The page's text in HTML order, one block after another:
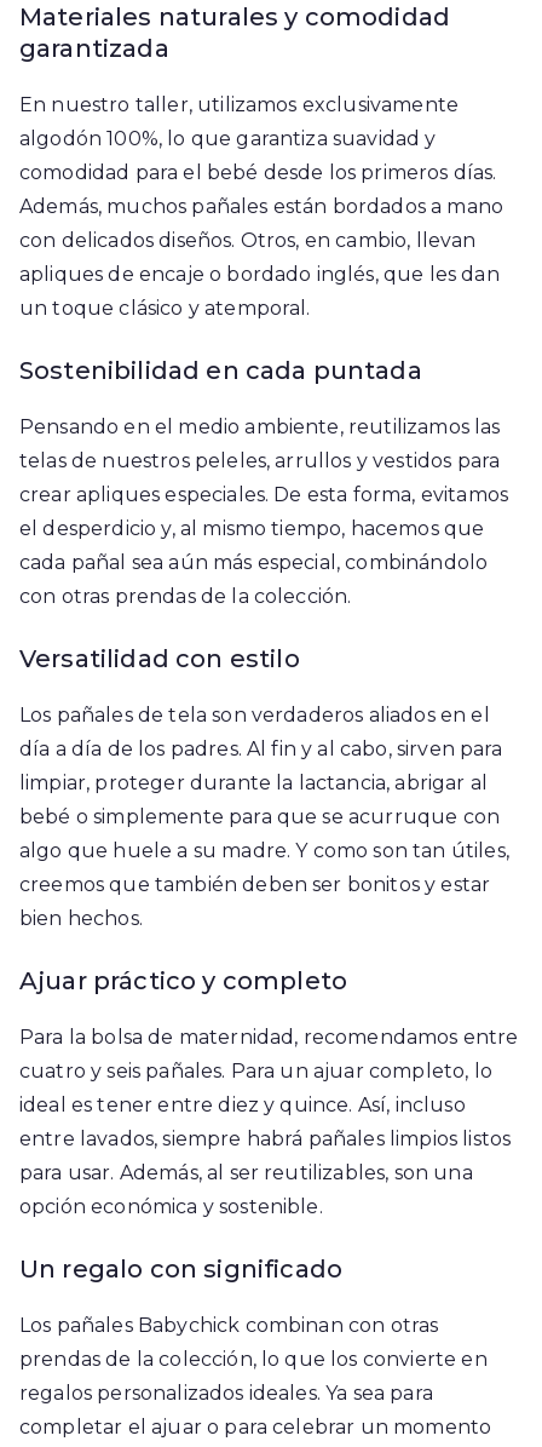
Materiales naturales y comodidad
garantizada
En nuestro taller, utilizamos exclusivamente
algodón 100%, lo que garantiza suavidad y
comodidad para el bebé desde los primeros días.
Además, muchos pañales están bordados a mano
con delicados diseños. Otros, en cambio, llevan
apliques de encaje o bordado inglés, que les dan
un toque clásico y atemporal.
Sostenibilidad en cada puntada
Pensando en el medio ambiente, reutilizamos las
telas de nuestros peleles, arrullos y vestidos para
crear apliques especiales. De esta forma, evitamos
el desperdicio y, al mismo tiempo, hacemos que
cada pañal sea aún más especial, combinándolo
con otras prendas de la colección.
Versatilidad con estilo
Los pañales de tela son verdaderos aliados en el
día a día de los padres. Al fin y al cabo, sirven para
limpiar, proteger durante la lactancia, abrigar al
bebé o simplemente para que se acurruque con
algo que huele a su madre. Y como son tan útiles,
creemos que también deben ser bonitos y estar
bien hechos.
Ajuar práctico y completo
Para la bolsa de maternidad, recomendamos entre
cuatro y seis pañales. Para un ajuar completo, lo
ideal es tener entre diez y quince. Así, incluso
entre lavados, siempre habrá pañales limpios listos
para usar. Además, al ser reutilizables, son una
opción económica y sostenible.
Un regalo con significado
Los pañales Babychick combinan con otras
prendas de la colección, lo que los convierte en
regalos personalizados ideales. Ya sea para
completar el ajuar o para celebrar un momento